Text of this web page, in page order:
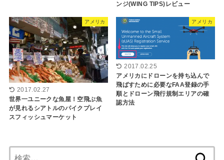
ンジ(WING TIPS)レビュー
アメリカ
2017.02.27
世界一ユニークな魚屋！空飛ぶ魚
が見れるシアトルのパイクプレイ
スフィッシュマーケット
アメリカ
2017.02.25
アメリカにドローンを持ち込んで
飛ばすために必要なFAA登録の手
順とドローン飛行規制エリアの確
認方法